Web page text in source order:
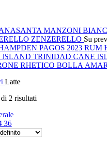
ZENZERELLO Su
RUM
CANE
Latte
2 risultati
36